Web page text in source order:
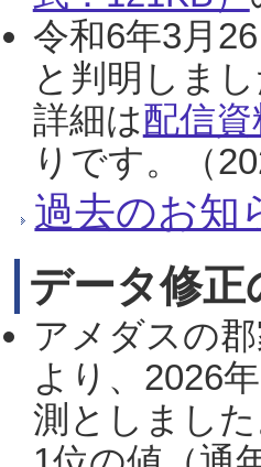
令和6年3月
と判明しま
詳細は配信
りです。（
過去のお知
データ修
アメダスの
より、2026
測としまし